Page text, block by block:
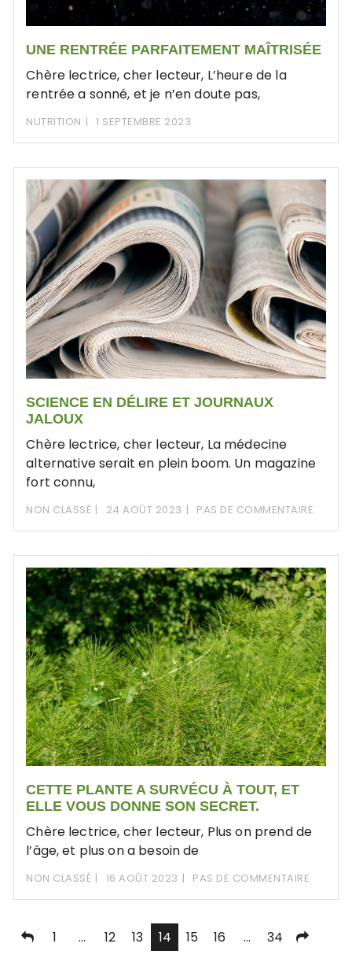
UNE RENTRÉE PARFAITEMENT MAÎTRISÉE
Chère lectrice, cher lecteur, L’heure de la
rentrée a sonné, et je n’en doute pas,
NUTRITION 1 SEPTEMBRE 2023
SCIENCE EN DÉLIRE ET JOURNAUX
JALOUX
Chère lectrice, cher lecteur, La médecine
alternative serait en plein boom. Un magazine
fort connu,
NON CLASSÉ 24 AOÛT 2023 PAS DE COMMENTAIRE
CETTE PLANTE A SURVÉCU À TOUT, ET
ELLE VOUS DONNE SON SECRET.
Chère lectrice, cher lecteur, Plus on prend de
l’âge, et plus on a besoin de
NON CLASSÉ 16 AOÛT 2023 PAS DE COMMENTAIRE
Pagination
1 … 12 13 14 15 16 … 34